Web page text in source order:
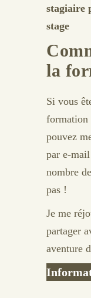
stagiaire
stage
la
Si vous
formation
pouvez
par e-
nombre
pas !
Je me
partager
aventure